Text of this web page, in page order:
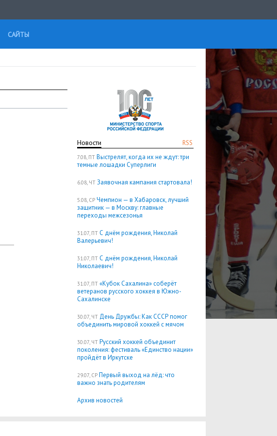
САЙТЫ
RSS
Новости
7.08, ПТ Выстрелят, когда их не ждут: три
темные лошадки Суперлиги
6.08, ЧТ Заявочная кампания стартовала!
5.08, СР Чемпион — в Хабаровск, лучший
защитник — в Москву: главные
переходы межсезонья
31.07, ПТ С днём рождения, Николай
Валерьевич!
31.07, ПТ С днём рождения, Николай
Николаевич!
31.07, ПТ «Кубок Сахалина» соберёт
ветеранов русского хоккея в Южно-
Сахалинске
30.07, ЧТ День Дружбы: Как СССР помог
объединить мировой хоккей с мячом
30.07, ЧТ Русский хоккей объединит
поколения: фестиваль «Единство нации»
пройдёт в Иркутске
29.07, СР Первый выход на лёд: что
важно знать родителям
Архив новостей